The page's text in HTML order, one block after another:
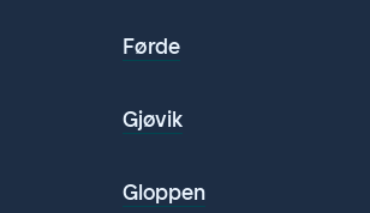
Førde
Gjøvik
Gloppen